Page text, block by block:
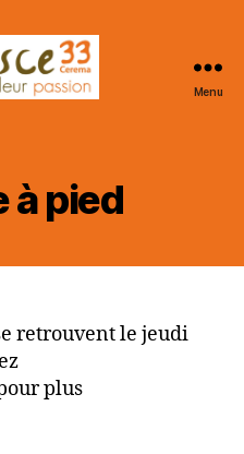
Menu
à pied
retrouvent le jeudi
plus